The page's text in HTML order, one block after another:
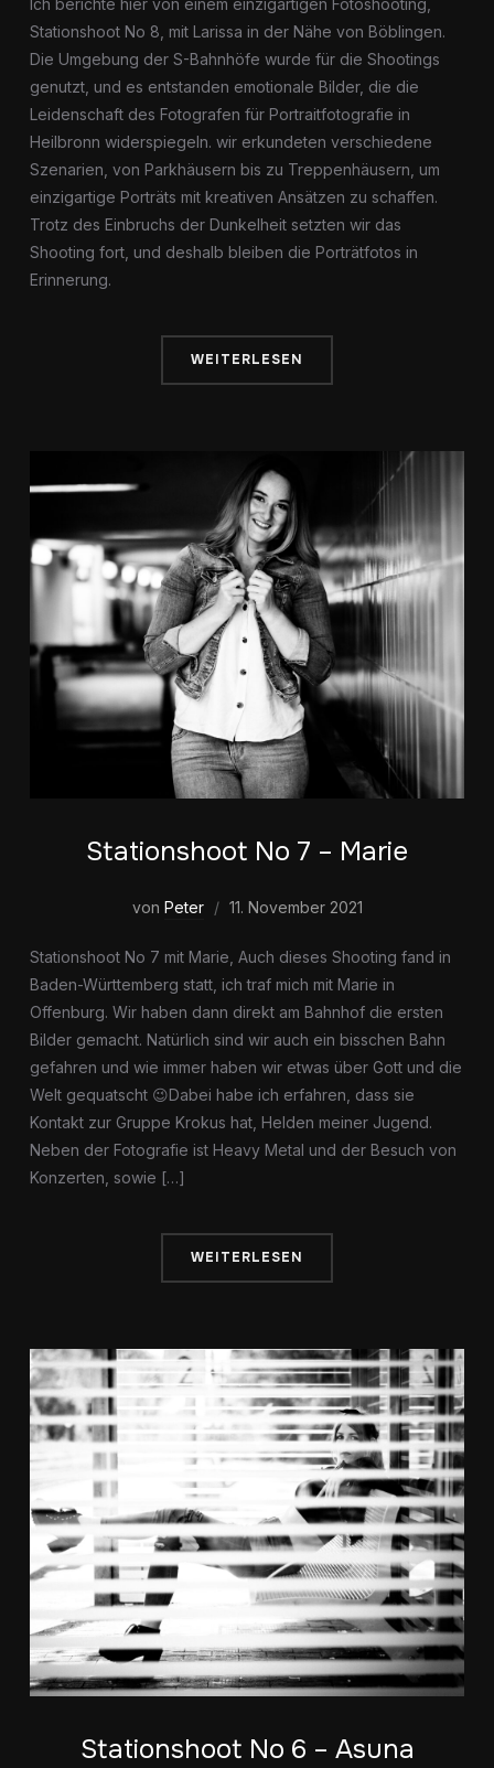
Stationshoot No 8, mit Larissa in der Nähe von Böblingen.
Die Umgebung der S-Bahnhöfe wurde für die Shootings
genutzt, und es entstanden emotionale Bilder, die die
Leidenschaft des Fotografen für Portraitfotografie in
Heilbronn widerspiegeln. wir erkundeten verschiedene
Szenarien, von Parkhäusern bis zu Treppenhäusern, um
einzigartige Porträts mit kreativen Ansätzen zu schaffen.
Trotz des Einbruchs der Dunkelheit setzten wir das
Shooting fort, und deshalb bleiben die Porträtfotos in
Erinnerung.
WEITERLESEN
Stationshoot No 7 – Marie
von Peter 11. November 2021
Stationshoot No 7 mit Marie, Auch dieses Shooting fand in
Baden-Württemberg statt, ich traf mich mit Marie in
Offenburg. Wir haben dann direkt am Bahnhof die ersten
Bilder gemacht. Natürlich sind wir auch ein bisschen Bahn
gefahren und wie immer haben wir etwas über Gott und die
Welt gequatscht 😉Dabei habe ich erfahren, dass sie
Kontakt zur Gruppe Krokus hat, Helden meiner Jugend.
Neben der Fotografie ist Heavy Metal und der Besuch von
Konzerten, sowie […]
WEITERLESEN
Stationshoot No 6 – Asuna